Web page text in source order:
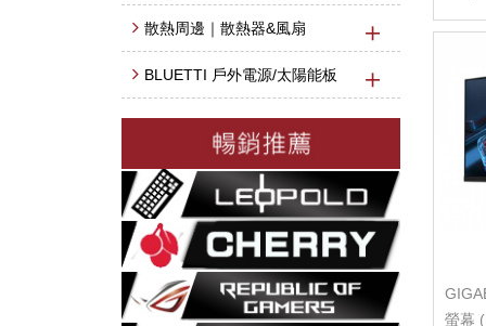
散熱周邊｜散熱器&風扇
BLUETTI 戶外電源/太陽能板
螢幕